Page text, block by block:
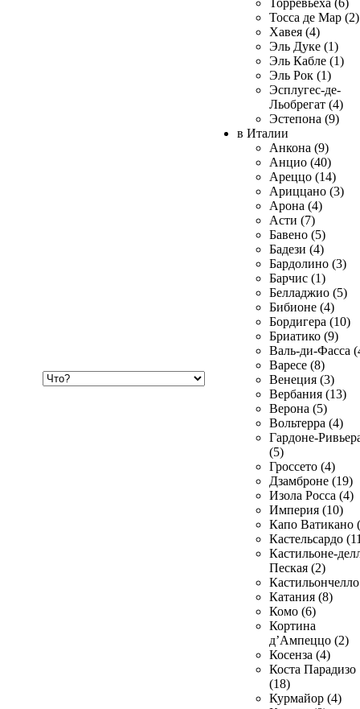
Торревьеха (6)
Тосса де Мар (2)
Хавея (4)
Эль Дуке (1)
Эль Кабле (1)
Эль Рок (1)
Эсплугес-де-
Льобрегат (4)
Эстепона (9)
в Италии
Анкона (9)
Анцио (40)
Ареццо (14)
Ариццано (3)
Арона (4)
Асти (7)
Бавено (5)
Бадези (4)
Бардолино (3)
Барчис (1)
Белладжио (5)
Бибионе (4)
Бордигера (10)
Бриатико (9)
Валь-ди-Фасса
Варесе (8)
Венеция (3)
Вербания (13)
Верона (5)
Вольтерра (4)
Гардоне-
(5)
Гроссето (4)
Дзамброне (19)
Изола Росса (4)
Империя (10)
Капо Ватикано
Кастельсардо
Кастильоне-
Пеская (2)
Катания (8)
Комо (6)
Кортина
д’Ампеццо (2)
Косенза (4)
Коста Парадизо
(18)
Курмайор (4)